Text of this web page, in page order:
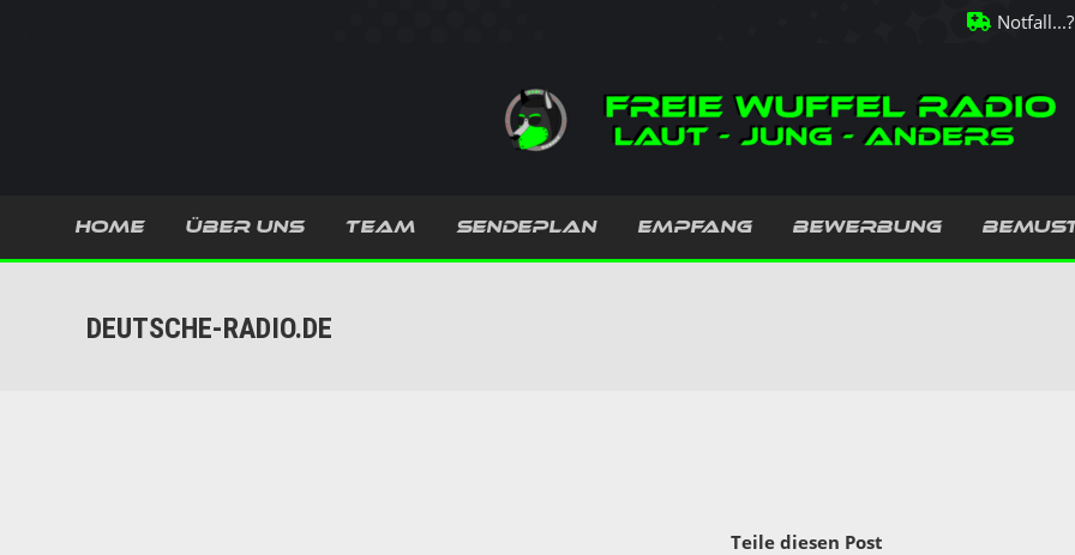
Notfall...?
HOME ÜBER UNS TEAM SENDEPLAN EMPFANG BEWERBUNG
DEUTSCHE-RADIO.DE
Teile diesen Post